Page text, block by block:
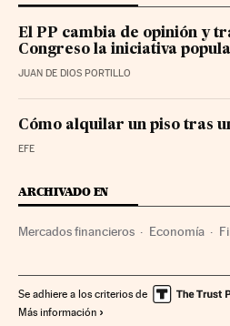
El PP cambia de opinión y
Congreso la iniciativa
JUAN DE DIOS PORTILLO
Cómo alquilar un piso tras
EFE
ARCHIVADO EN
Mercados financieros Economía
Se adhiere a los criterios de
Más información